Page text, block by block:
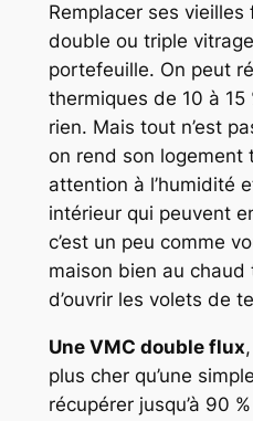
Remplacer ses
double ou triple
portefeuille. On peut
thermiques de 10 à 15
rien. Mais tout n’est
on rend son logement
attention à l’humidité
intérieur qui peuvent
c’est un peu comme
maison bien au
d’ouvrir les volets de
Une VMC double flux
plus cher qu’une
récupérer jusqu’à 90